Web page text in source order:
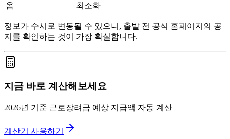
옴
최소화
정보가 수시로 변동될 수 있으니, 출발 전 공식 홈페이지의 공
지를 확인하는 것이 가장 확실합니다.
지금 바로 계산해보세요
2026년 기준 근로장려금 예상 지급액 자동 계산
계산기 사용하기